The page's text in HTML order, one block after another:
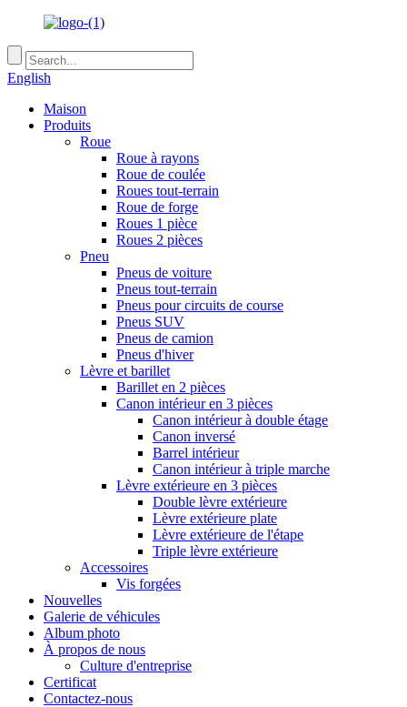
English
Maison
Produits
Roue
Roue à rayons
Roue de coulée
Roues tout-terrain
Roue de forge
Roues 1 pièce
Roues 2 pièces
Pneu
Pneus de voiture
Pneus tout-terrain
Pneus pour circuits de course
Pneus SUV
Pneus de camion
Pneus d'hiver
Lèvre et barillet
Barillet en 2 pièces
Canon intérieur en 3 pièces
Canon intérieur à double étage
Canon inversé
Barrel intérieur
Canon intérieur à triple marche
Lèvre extérieure en 3 pièces
Double lèvre extérieure
Lèvre extérieure plate
Lèvre extérieure de l'étape
Triple lèvre extérieure
Accessoires
Vis forgées
Nouvelles
Galerie de véhicules
Album photo
À propos de nous
Culture d'entreprise
Certificat
Contactez-nous